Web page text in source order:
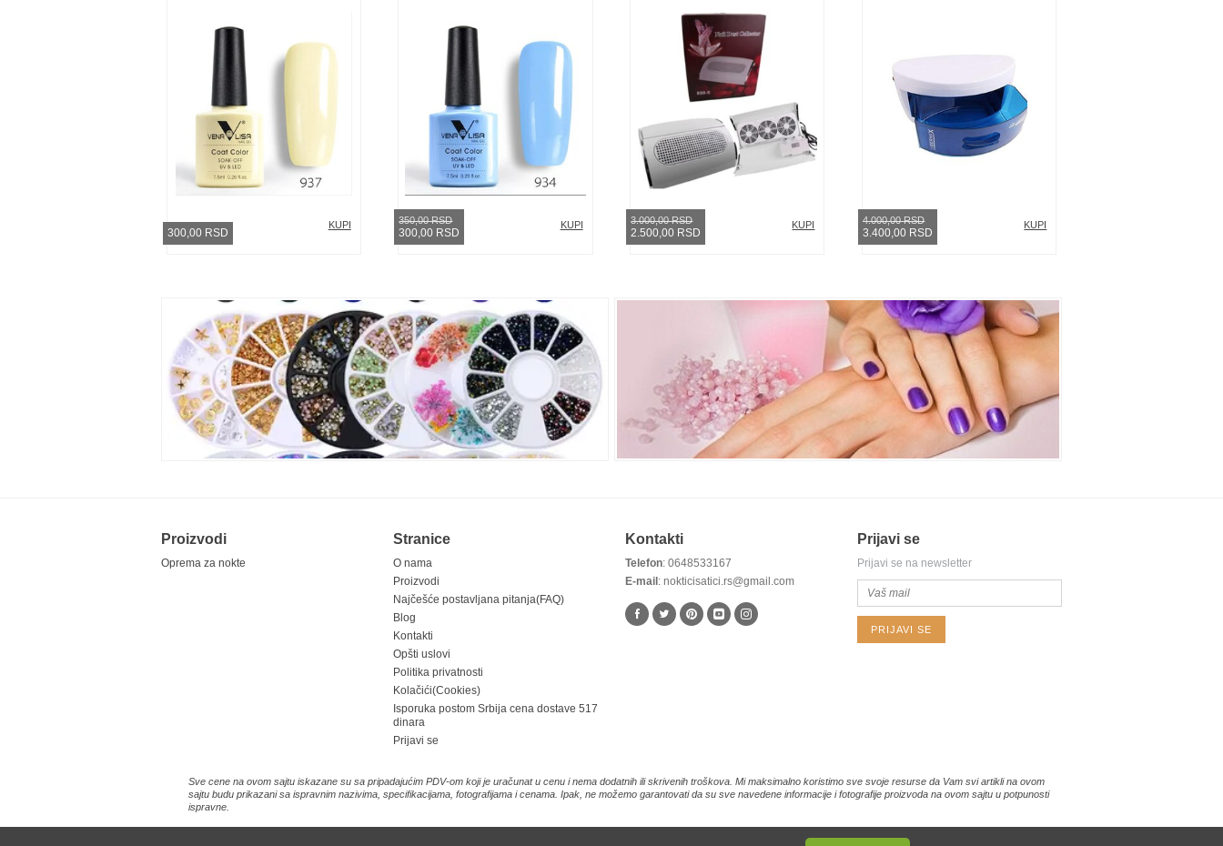
KUPI
300,00 RSD
KUPI
350,00 RSD
300,00 RSD
KUPI
3.000,00 RSD
2.500,00 RSD
KUPI
4.000,00 RSD
3.400,00 RSD
Proizvodi
Oprema za nokte
Stranice
O nama
Proizvodi
Najčešće postavljana pitanja(FAQ)
Blog
Kontakti
Opšti uslovi
Politika privatnosti
Kolačići(Cookies)
Isporuka postom Srbija cena dostave 517
dinara
Prijavi se
Kontakti
Telefon: 0648533167
E-mail: nokticisatici.rs@gmail.com
Prijavi se
Prijavi se na newsletter
PRIJAVI SE
Sve cene na ovom sajtu iskazane su sa pripadajućim PDV-om koji je uračunat u cenu i nema dodatnih ili skrivenih troškova. Mi maksimalno koristimo sve svoje resurse da Vam svi artikli na ovom
sajtu budu prikazani sa ispravnim nazivima, specifikacijama, fotografijama i cenama. Ipak, ne možemo garantovati da su sve navedene informacije i fotografije proizvoda na ovom sajtu u potpunosti
ispravne.